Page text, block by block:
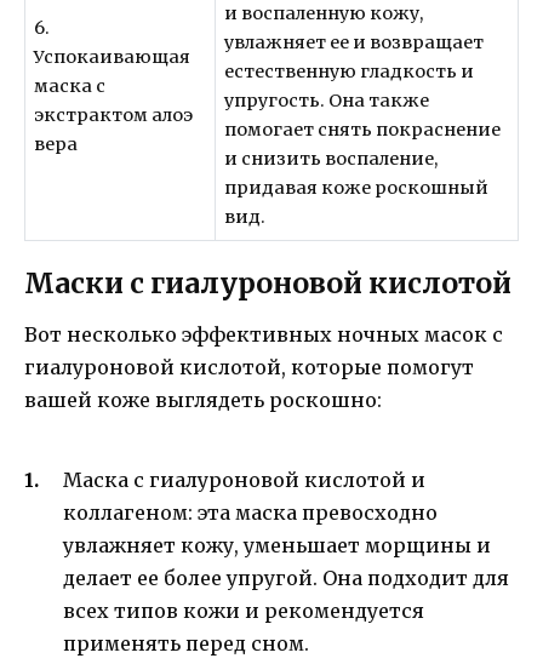
6.
Успокаивающая
маска с
экстрактом алоэ
вера
и воспаленную кожу,
увлажняет ее и возвращает
естественную гладкость и
упругость. Она также
помогает снять покраснение
и снизить воспаление,
придавая коже роскошный
вид.
Маски с гиалуроновой кислотой
Вот несколько эффективных ночных масок с
гиалуроновой кислотой, которые помогут
вашей коже выглядеть роскошно:
Маска с гиалуроновой кислотой и
коллагеном: эта маска превосходно
увлажняет кожу, уменьшает морщины и
делает ее более упругой. Она подходит для
всех типов кожи и рекомендуется
применять перед сном.